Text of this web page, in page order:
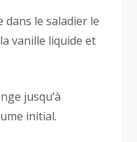
dans le saladier le
vanille liquide et
jusqu’à
initial.